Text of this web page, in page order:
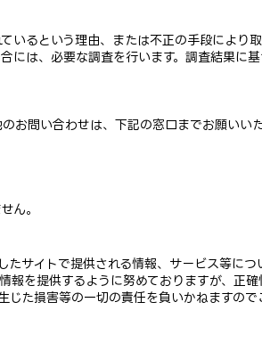
いるという理由、または不正の手段により
は、必要な調査を行います。調査結果に
問い合わせは、下記の窓口までお願いいた
ん。
サイトで提供される情報、サービス等につ
報を提供するように努めておりますが、正
た損害等の一切の責任を負いかねますので